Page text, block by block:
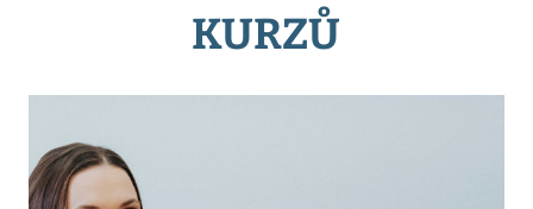
KURZŮ